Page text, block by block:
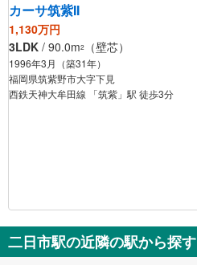
カーサ筑紫II
1,130万円
3LDK / 90.0m2 （壁芯）
1996年3月（築31年）
福岡県筑紫野市大字下見
西鉄天神大牟田線 「筑紫」駅 徒歩3分
二日市駅の近隣の駅から探す